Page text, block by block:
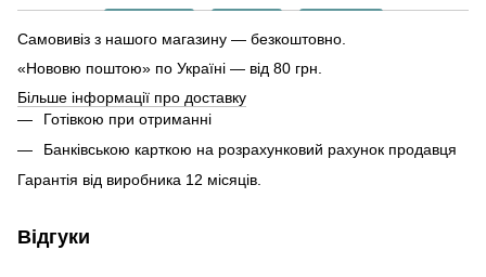
Самовивіз з нашого магазину — безкоштовно.
«Нововю поштою» по Україні — від 80 грн.
Більше інформації про доставку
Готівкою при отриманні
Банківською карткою на розрахунковий рахунок продавця
Гарантія від виробника 12 місяців.
Відгуки